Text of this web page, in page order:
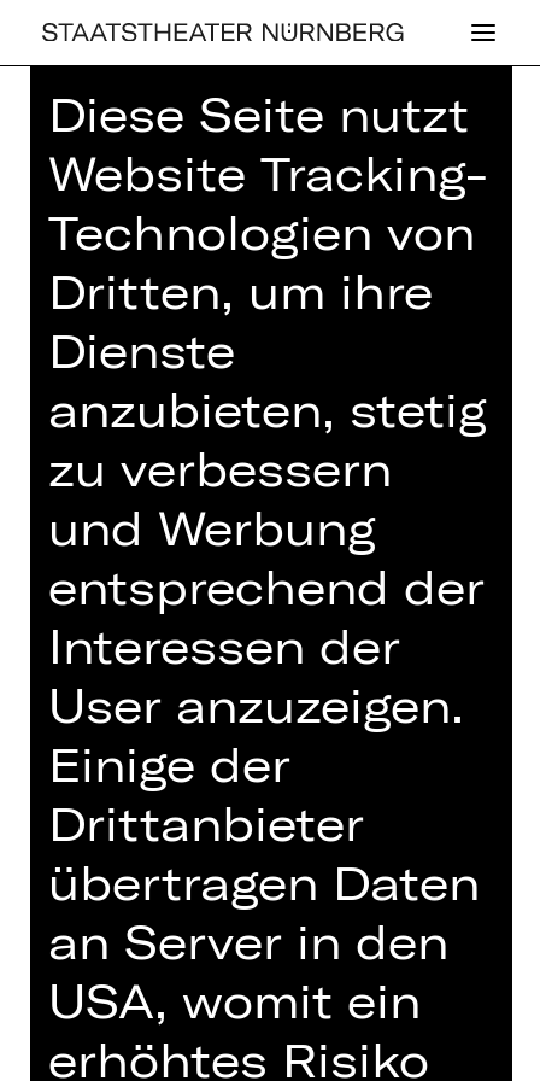
Home>Spielplan 26/27 > Woyzeck
WOYZECK
von Georg Büchner
Regie: Stephan Kimmig
Samstag, 12.06.2027
19.00 Uhr
Premiere
Schauspielhaus
Abo P SH
Termine und Besetzung
Jeder Mensch ist ein Abgrund, es
schwindelt einem, wenn man
hinabsieht: Büchners „Woyzeck“ war
die Initialzündung einer Dramatik der
Moderne, seine Erzählung vom
Diese Seite nutzt
Website Tracking-
Technologien von
Dritten, um ihre
Dienste
anzubieten, stetig
zu verbessern
und Werbung
entsprechend der
Interessen der
User anzuzeigen.
Einige der
Drittanbieter
übertragen Daten
an Server in den
USA, womit ein
erhöhtes Risiko